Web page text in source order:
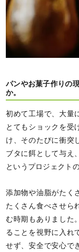
パンやお菓子作りの
か。
初めて工場で、大量
とてもショックを受
け、そのたびに衝突
ブタに餌として与え
というプロジェクト
添加物や油脂がたく
たくさん食べさせら
む時期もありました
ることを視野に入れ
せず、安全で安心で